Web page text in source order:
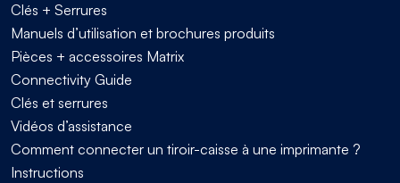
Clés + Serrures
Manuels d’utilisation et brochures produits
Pièces + accessoires Matrix
Connectivity Guide
Clés et serrures
Vidéos d’assistance
Comment connecter un tiroir-caisse à une imprimante ?
Instructions